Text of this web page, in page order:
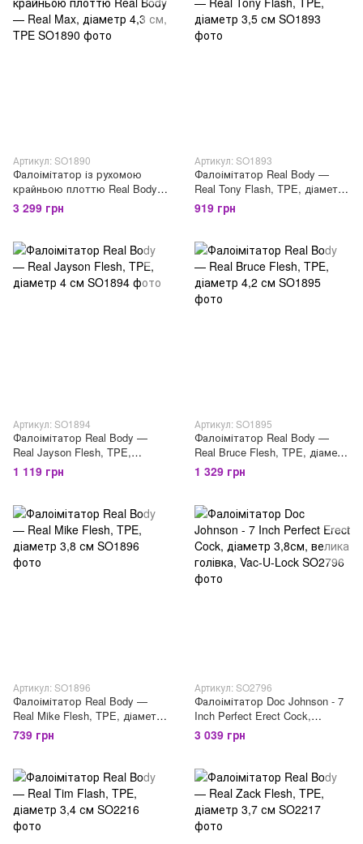
Артикул: SO1890
Фалоімітатор із рухомою
крайньою плоттю Real Body
— Real Max, діаметр 4,3 см,
TPE
3 299 грн
Артикул: SO1893
Фалоімітатор Real Body —
Real Tony Flash, TPE, діаметр
3,5 см
919 грн
Артикул: SO1894
Фалоімітатор Real Body —
Real Jayson Flesh, TPE,
діаметр 4 см
1 119 грн
Артикул: SO1895
Фалоімітатор Real Body —
Real Bruce Flesh, TPE, діаметр
4,2 см
1 329 грн
Артикул: SO1896
Фалоімітатор Real Body —
Real Mike Flesh, TPE, діаметр
3,8 см
739 грн
Артикул: SO2796
Фалоімітатор Doc Johnson - 7
Inch Perfect Erect Cock,
діаметр 3,8см, велика
голівка, Vac-U-Lock
3 039 грн